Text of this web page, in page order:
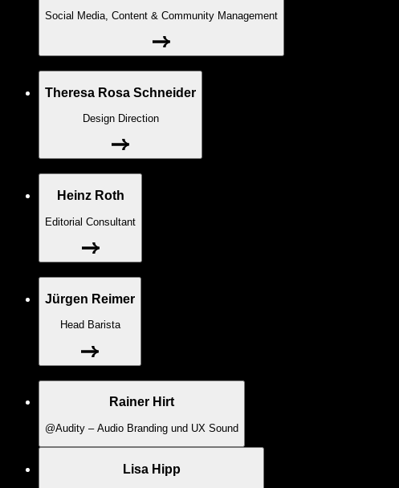
Social Media, Content & Community Management
Theresa Rosa Schneider
Design Direction
Heinz Roth
Editorial Consultant
Jürgen Reimer
Head Barista
Rainer Hirt
@Audity – Audio Branding und UX Sound
Lisa Hipp